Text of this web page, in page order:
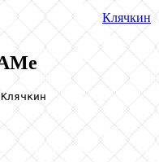
Клячкин